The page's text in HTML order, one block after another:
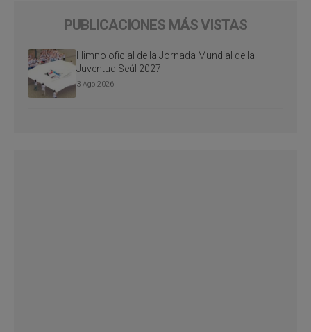
PUBLICACIONES MÁS VISTAS
Himno oficial de la Jornada Mundial de la
Juventud Seúl 2027
3 Ago 2026